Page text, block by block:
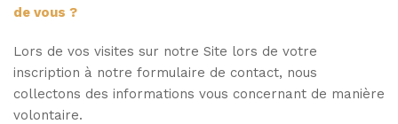
de vous ?
Lors de vos visites sur notre Site lors de votre
inscription à notre formulaire de contact, nous
collectons des informations vous concernant de manière
volontaire.